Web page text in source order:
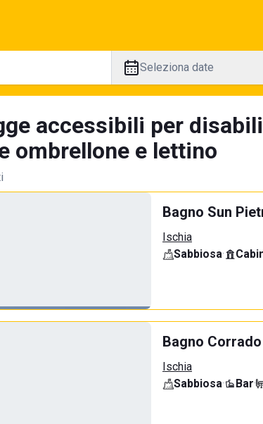
Seleziona date
accessibili per
ombrellone e lettino
Bagno Sun
Ischia
Sabbiosa·
Bagno Corrado
Ischia
Sabbiosa· Bar·